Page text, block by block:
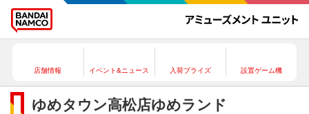
店舗情報 イベント&ニュース 入荷プライズ 設置ゲーム機
ゆめタウン高松店ゆめランド